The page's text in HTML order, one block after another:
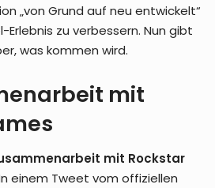
„von Grund auf neu entwickelt“
Erlebnis zu verbessern. Nun gibt
was kommen wird.
mit
mit Rockstar
einem Tweet vom offiziellen